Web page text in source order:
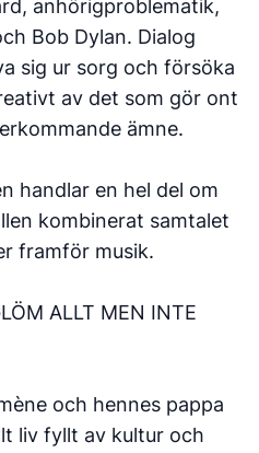
anhörigproblematik,
Bob Dylan. Dialog
sig ur sorg och försöka
av det som gör ont
ämne.
handlar en hel del om
kombinerat samtalet
framför musik.
ALLT MEN INTE
och hennes pappa
liv fyllt av kultur och